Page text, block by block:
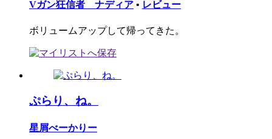
Vガン狂信者 ナディア • レビュー
ボリュームアップして帰ってきた。
ぷらり、ね。
星屑べーかりー